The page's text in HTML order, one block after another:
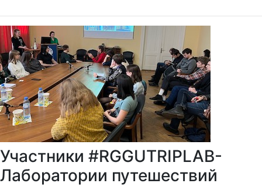
Участники #RGGUTRIPLAB-
Лаборатории путешествий